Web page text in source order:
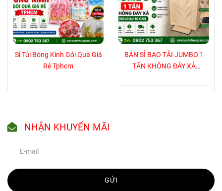
Sỉ Túi Bóng Kính Gói Quà Giá
Rẻ Tphcm
BÁN SỈ BAO TẢI JUMBO 1
TẤN KHÔNG ĐÁY XẢ
NHẬN KHUYẾN MÃI
GỬI